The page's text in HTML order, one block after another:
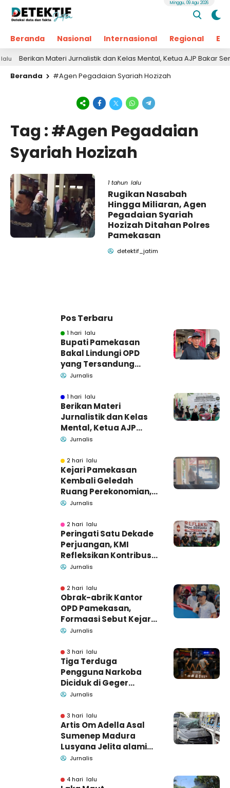
Beranda Nasional Internasional Regional
Minggu, 09 Agu 2026
Berikan Materi Jurnalistik dan Kelas Mental, Ketua AJP Bakar
Beranda
#Agen Pegadaian Syariah Hozizah
Tag : #Agen Pegadaian
Syariah Hozizah
1 tahun lalu
Rugikan Nasabah
Hingga Miliaran, Agen
Pegadaian Syariah
Hozizah Ditahan Polres
Pamekasan
detektif_jatim
Pos Terbaru
1 hari lalu
Bupati Pamekasan
Bakal Lindungi OPD
yang Tersandung
Dugaan Korupsi
Jurnalis
1 hari lalu
Berikan Materi
Jurnalistik dan Kelas
Mental, Ketua AJP
Bakar Semangat LPM
Jurnalis
2 hari lalu
Kejari Pamekasan
Kembali Geledah
Ruang Perekonomian,
Pidsus: Tunggu Saja!
Jurnalis
2 hari lalu
Peringati Satu Dekade
Perjuangan, KMI
Refleksikan Kontribusi
untuk Masyarakat
Jurnalis
2 hari lalu
Obrak-abrik Kantor
OPD Pamekasan,
Formaasi Sebut Kejari
Pamekasan
Jurnalis
3 hari lalu
Tiga Terduga
Pengguna Narkoba
Diciduk di Geger
Bangkalan, Polisi Masih
Barang Bukti
Jurnalis
3 hari lalu
Artis Om Adella Asal
Sumenep Madura
Lusyana Jelita alami
kecelakaan di Wonogiri
Jurnalis
4 hari lalu